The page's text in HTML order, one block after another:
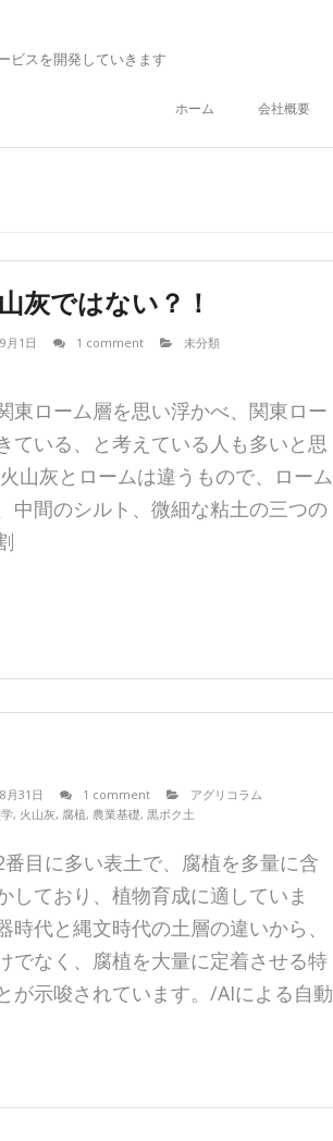
ビスを開発していきます
ホーム 会社概要
灰ではない？！
月1日 1 comment
未分類
東ローム層を思い浮かべ、関東ロー
ている、と考えている人も多いと思
山灰とロームは違うもので、ローム
中間のシルト、微細な粘土の三つの
月31日 1 comment
アグリコラム
, 火山灰, 腐植, 農業基礎,黒ボク土
目に多い表土で、腐植を多量に含
しており、植物育成に適していま
時代と縄文時代の土層の違いから、
でなく、腐植を大量に定着させる特
が示唆されています。/AIによる自動